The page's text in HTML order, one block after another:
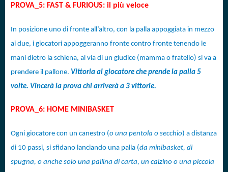
PROVA_5: FAST & FURIOUS: il più veloce
In posizione uno di fronte all’altro, con la palla appoggiata in mezzo
ai due, i giocatori appoggeranno fronte contro fronte tenendo le
mani dietro la schiena, al via di un giudice (mamma o fratello) si va a
prendere il pallone. Vittoria al giocatore che prende la palla 5
volte. Vincerà la prova chi arriverà a 3 vittorie.
PROVA_6: HOME MINIBASKET
Ogni giocatore con un canestro (o una pentola o secchio) a distanza
di 10 passi, si sfidano lanciando una palla (da minibasket, di
spugna, o anche solo una pallina di carta, un calzino o una piccola